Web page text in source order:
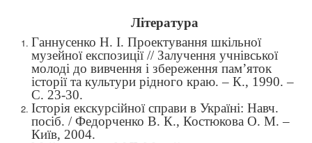
Література
Ганнусенко H. I. Проектування шкільної
музейної експозиції // Залучення учнівської
молоді до вивчення i збереження пам’яток
історії та культури рідного краю. – К., 1990. –
С. 23-30.
Історія екскурсійної справи в Україні: Навч.
посіб. / Федорченко В. К., Костюкова О. М. –
Київ, 2004.